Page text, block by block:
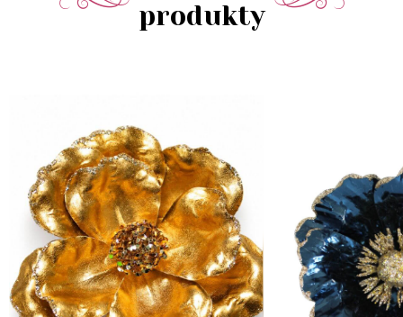
produkty